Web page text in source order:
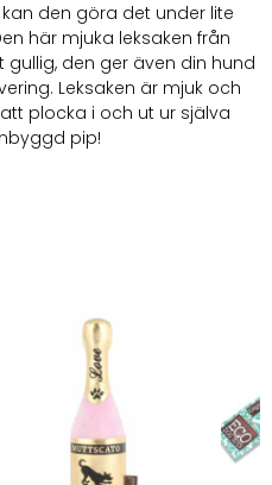
den göra det under lite
här mjuka leksaken från
den ger även din hund
Leksaken är mjuk och
plocka i och ut ur själva
pip!